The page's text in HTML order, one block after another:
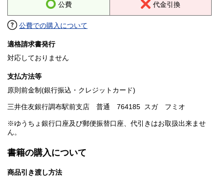
公費 代金引換
公費での購入について
適格請求書発行
対応しておりません
支払方法等
原則前金制(銀行振込・クレジットカード)
三井住友銀行調布駅前支店 普通 764185 スガ フミオ
※ゆうちょ銀行口座及び郵便振替口座、代引きはお取扱出来ませ
ん。
書籍の購入について
商品引き渡し方法